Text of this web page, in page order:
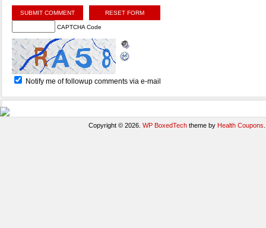
CAPTCHA Code
Notify me of followup comments via e-mail
Copyright © 2026.WP BoxedTech theme by Health Coupons